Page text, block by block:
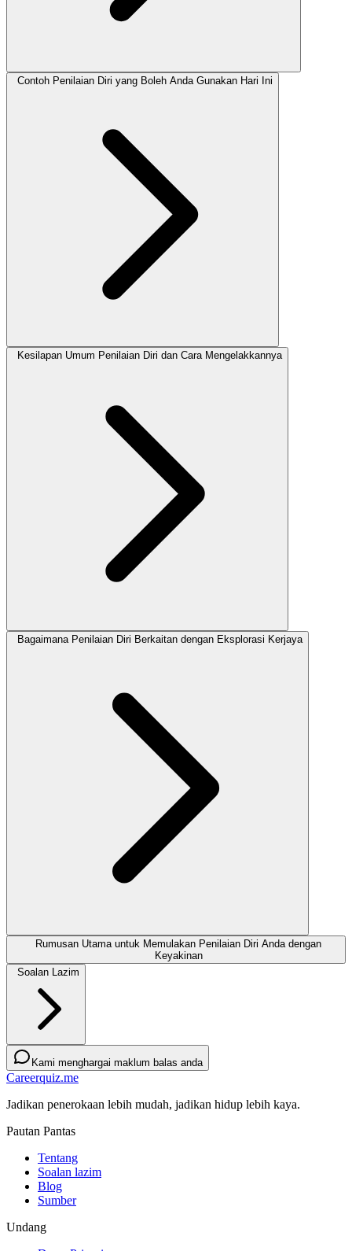
Contoh Penilaian Diri yang Boleh Anda Gunakan Hari Ini
Kesilapan Umum Penilaian Diri dan Cara Mengelakkannya
Bagaimana Penilaian Diri Berkaitan dengan Eksplorasi Kerjaya
Rumusan Utama untuk Memulakan Penilaian Diri Anda dengan
Keyakinan
Soalan Lazim
Kami menghargai maklum balas anda
Careerquiz.me
Jadikan penerokaan lebih mudah, jadikan hidup lebih kaya.
Pautan Pantas
Tentang
Soalan lazim
Blog
Sumber
Undang